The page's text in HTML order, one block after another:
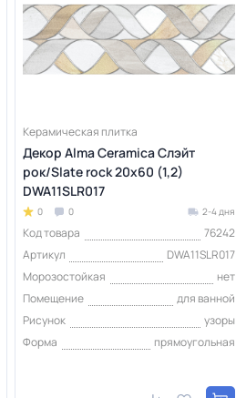
Керамическая плитка
Декор Alma Ceramica Слэйт
рок/Slate rock 20х60 (1,2)
DWA11SLR017
0 0 2-4 дня
Код товара
76242
Артикул
DWA11SLR017
Морозостойкая
нет
Помещение
для ванной
Рисунок
узоры
Форма
прямоугольная